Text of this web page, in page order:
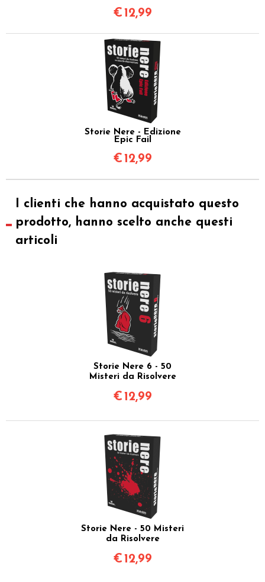
€ 12,99
Storie Nere - Edizione
Epic Fail
€ 12,99
I clienti che hanno acquistato questo
prodotto, hanno scelto anche questi
articoli
Storie Nere 6 - 50
Misteri da Risolvere
€ 12,99
Storie Nere - 50 Misteri
da Risolvere
€ 12,99